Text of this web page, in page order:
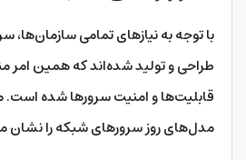
با توجه به نیازهای تمامی
طراحی و تولید شده‌اند که همین امر
قابلیت‌ها و امنیت سرورها شده است.
مدل‌های روز سرورهای شبکه را نشان